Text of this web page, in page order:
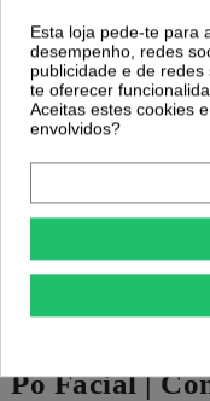
-50%
Corretor de Cor Re-Touch
Brightening Lavender 010
2,14 €
Comprar
Primer facial
Pó Facial |
Esta loja pede-te para
desempenho, redes
publicidade e de
te oferecer
Aceitas estes cookies
envolvidos?